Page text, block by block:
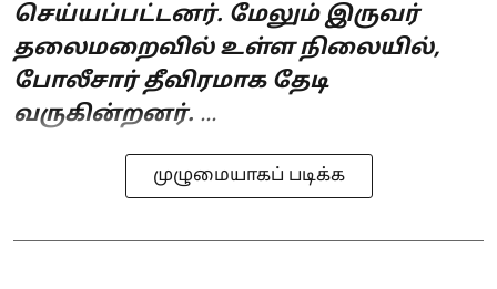
செய்யப்பட்டனர். மேலும் இருவர்
தலைமறைவில் உள்ள நிலையில்,
போலீசார் தீவிரமாக தேடி
வருகின்றனர். ...
முழுமையாகப் படிக்க